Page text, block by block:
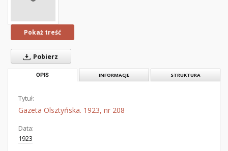
Pokaż treść
Pobierz
OPIS INFORMACJE STRUKTURA
Tytuł:
Gazeta Olsztyńska. 1923, nr 208
Data:
1923